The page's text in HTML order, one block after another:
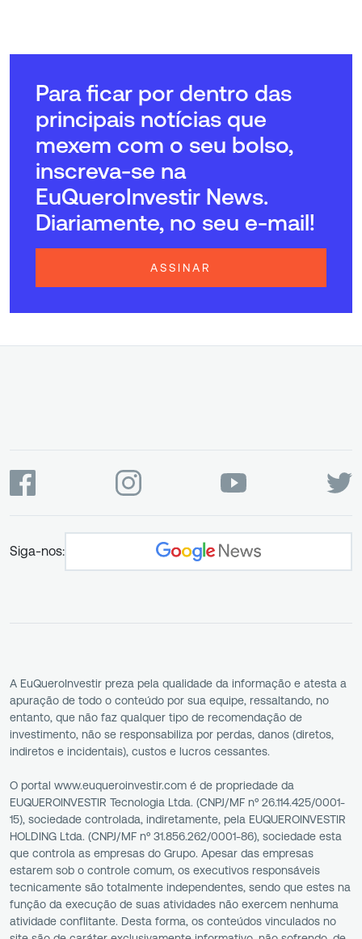
Para ficar por dentro das
principais notícias que
mexem com o seu bolso,
inscreva-se na
EuQueroInvestir News.
Diariamente, no seu e-mail!
ASSINAR
Siga-nos:
A EuQueroInvestir preza pela qualidade da informação e atesta a
apuração de todo o conteúdo por sua equipe, ressaltando, no
entanto, que não faz qualquer tipo de recomendação de
investimento, não se responsabiliza por perdas, danos (diretos,
indiretos e incidentais), custos e lucros cessantes.
O portal www.euqueroinvestir.com é de propriedade da
EUQUEROINVESTIR Tecnologia Ltda. (CNPJ/MF nº 26.114.425/0001-
15), sociedade controlada, indiretamente, pela EUQUEROINVESTIR
HOLDING Ltda. (CNPJ/MF nº 31.856.262/0001-86), sociedade esta
que controla as empresas do Grupo. Apesar das empresas
estarem sob o controle comum, os executivos responsáveis
tecnicamente são totalmente independentes, sendo que estes na
função da execução de suas atividades não exercem nenhuma
atividade conflitante. Desta forma, os conteúdos vinculados no